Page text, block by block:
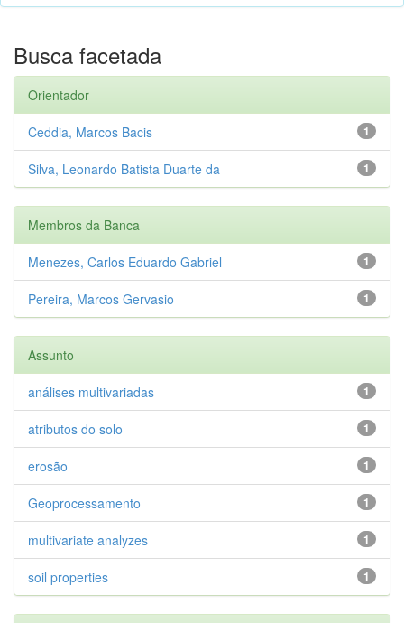
Busca facetada
Orientador
1
Ceddia, Marcos Bacis
1
Silva, Leonardo Batista Duarte da
Membros da Banca
1
Menezes, Carlos Eduardo Gabriel
1
Pereira, Marcos Gervasio
Assunto
1
análises multivariadas
1
atributos do solo
1
erosão
1
Geoprocessamento
1
multivariate analyzes
1
soil properties